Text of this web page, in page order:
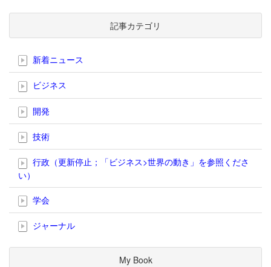
記事カテゴリ
新着ニュース
ビジネス
開発
技術
行政（更新停止；「ビジネス>世界の動き」を参照くださ
い）
学会
ジャーナル
My Book